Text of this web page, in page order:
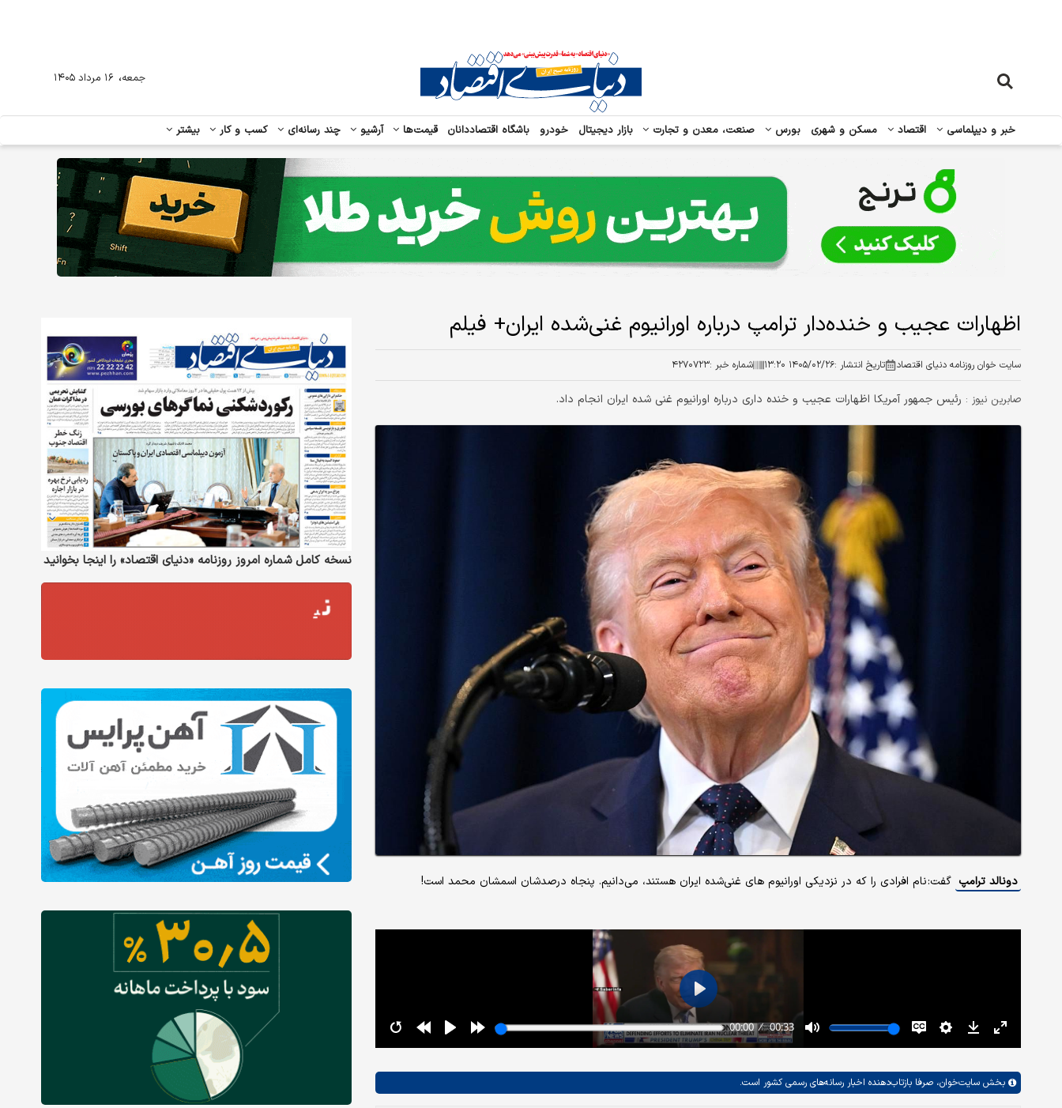
خبر و دیپلماسی اقتصاد مسکن و شهری بورس صنعت، معدن و تجارت بازار دیجیتال خودرو باشگاه اقتصاددانان قیمت‌ها آرشیو چند رسانه‌ای کسب و کار بیشتر
جمعه، ۱۶ مرداد ۱۴۰۵
اظهارات عجیب و خنده‌‌دار ترامپ درباره اورانیوم غنی‌شده ایران+ فیلم
سایت خوان روزنامه دنیای اقتصاد تاریخ انتشار :۱۴۰۵/۰۲/۲۶ ۱۳:۲۰ شماره خبر :۴۲۷۰۷۲۳
صابرین نیوز : رئیس جمهور آمریکا اظهارات عجیب و خنده‌ داری درباره اورانیوم غنی شده ایران انجام داد.
دونالد ترامپ گفت: نام افرادی را که در نزدیکی اورانیوم های غنی‌شده ایران هستند، می‌دانیم. پنجاه درصدشان اسمشان محمد است!
بخش سایت‌خوان، صرفا بازتاب‌دهنده اخبار رسانه‌های رسمی کشور است.
نسخه کامل شماره امروز روزنامه «دنیای‌ اقتصاد» را اینجا بخوانید